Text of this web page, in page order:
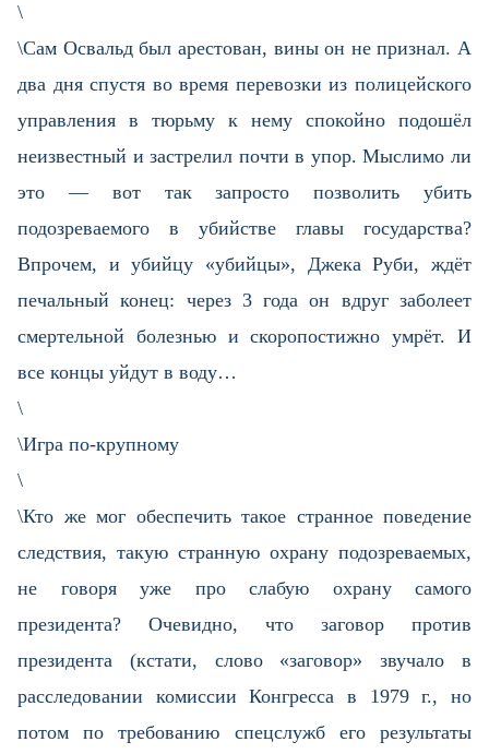
\
\Сам Освальд был арестован, вины он не признал. А
два дня спустя во время перевозки из полицейского
управления в тюрьму к нему спокойно подошёл
неизвестный и застрелил почти в упор. Мыслимо ли
это — вот так запросто позволить убить
подозреваемого в убийстве главы государства?
Впрочем, и убийцу «убийцы», Джека Руби, ждёт
печальный конец: через 3 года он вдруг заболеет
смертельной болезнью и скоропостижно умрёт. И
все концы уйдут в воду…
\
\Игра по-крупному
\
\Кто же мог обеспечить такое странное поведение
следствия, такую странную охрану подозреваемых,
не говоря уже про слабую охрану самого
президента? Очевидно, что заговор против
президента (кстати, слово «заговор» звучало в
расследовании комиссии Конгресса в 1979 г., но
потом по требованию спецслужб его результаты